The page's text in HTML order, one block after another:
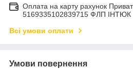
Оплата на карту рахунок
5169335102839715 ФЛП ІНТЮК
Всі умови оплати
Умови повернення